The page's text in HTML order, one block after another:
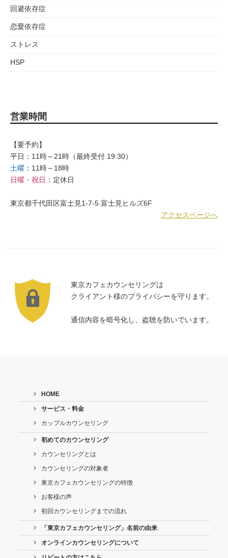
回避依存症
恋愛依存症
ストレス
HSP
営業時間
【要予約】
平日：11時～21時（最終受付 19:30）
土曜 ：11時～18時
日曜・祝日 ：定休日
東京都千代田区富士見1-7-5 富士見ヒルズ6F
アクセスページへ
東京カフェカウンセリングは
クライアント様のプライバシーを守ります。
通信内容を暗号化し、盗聴を防いでいます。
HOME
サービス・料金
カップルカウンセリング
初めてのカウンセリング
カウンセリングとは
カウンセリングの対象者
東京カフェカウンセリングの特徴
お客様の声
初回カウンセリングまでの流れ
「東京カフェカウンセリング」名前の由来
オンラインカウンセリングについて